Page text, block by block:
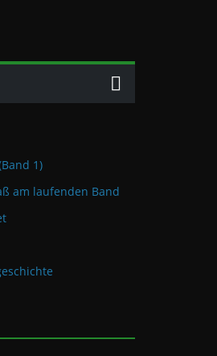
1)
am laufenden Band